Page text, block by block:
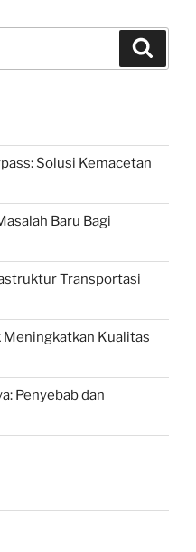
Solusi Kemacetan
Baru Bagi
Transportasi
Meningkatkan Kualitas
Penyebab dan